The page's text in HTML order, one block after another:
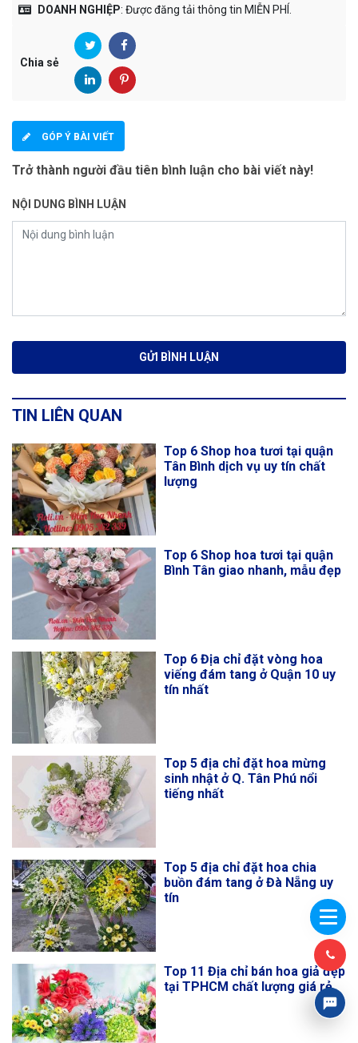
DOANH NGHIỆP: Được đăng tải thông tin MIỄN PHÍ.
Chia sẻ
GÓP Ý BÀI VIẾT
Trở thành người đầu tiên bình luận cho bài viết này!
NỘI DUNG BÌNH LUẬN
TIN LIÊN QUAN
Top 6 Shop hoa tươi tại quận
Tân Bình dịch vụ uy tín chất
lượng
Top 6 Shop hoa tươi tại quận
Bình Tân giao nhanh, mẫu đẹp
Top 6 Địa chỉ đặt vòng hoa
viếng đám tang ở Quận 10 uy
tín nhất
Top 5 địa chỉ đặt hoa mừng
sinh nhật ở Q. Tân Phú nổi
tiếng nhất
Top 5 địa chỉ đặt hoa chia
buồn đám tang ở Đà Nẵng uy
tín
Top 11 Địa chỉ bán hoa giả đẹp
tại TPHCM chất lượng giá rẻ